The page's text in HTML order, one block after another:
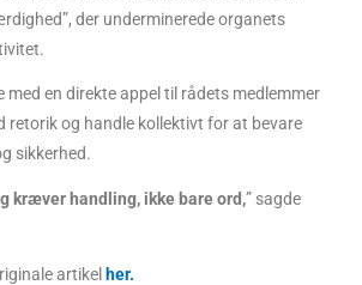
der underminerede organets
med en direkte appel til rådets medlemmer
retorik og handle kollektivt for at bevare
sikkerhed.
kræver handling, ikke bare ord,” sagde
artikelher.